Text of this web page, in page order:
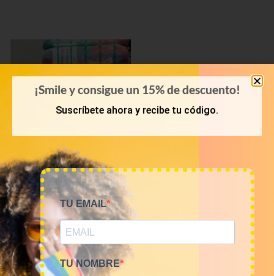
PRIMAVERA-VERANO
Bala 45kg camisetas USA
Sports 16€/kg
720,00€ (sin IVA)
¡Smile y consigue un 15% de descuento!
Suscríbete ahora y recibe tu código.
TU EMAIL
TU NOMBRE